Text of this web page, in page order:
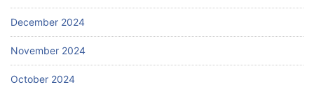
December 2024
November 2024
October 2024